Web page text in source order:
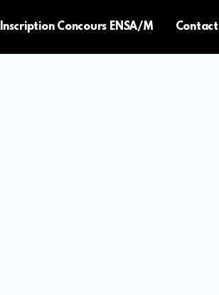
Inscription Concours ENSA/M Contact